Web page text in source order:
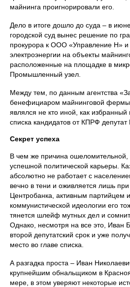
майнинга проигнорировали его.
Дело в итоге дошло до суда – в
городской суд вынес решение по
прокурора к ООО «Управление Н» и
электроэнергии на объекты
расположенные на площадке в
Промышленный узел.
Между тем, по данным агентства
бенефициаром майнинговой фермы
являлся не кто иной, как
списка кандидатов от КПРФ
Секрет успеха
В чем же причина
успешной политической карьеры.
абсолютно не работает с
вечно в тени и оживляется лишь
Центробанка, активным партийцем
коммунистической идеологии его
тянется шлейф мутных дел и
Однако, несмотря на все это, Иван
второй депутатский срок и уже
место во главе списка.
А разгадка проста – Иван
крупнейшим обнальщиком в
мере, в этом уверяют некоторые